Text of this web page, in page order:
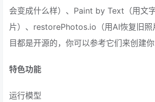
会变成什么样）、Paint by Text（用文
片）、restorePhotos.io（用AI恢复旧照
目都是开源的，你可以参考它们来创建你
特色功能
运行模型